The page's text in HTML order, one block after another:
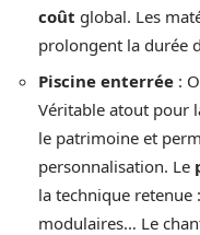
coût global. Les
prolongent la durée
Piscine enterrée :
Véritable atout pour
le patrimoine et
personnalisation. Le
la technique retenue
modulaires… Le